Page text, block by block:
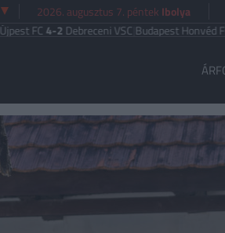
2026. augusztus 7. péntek Ibolya
4-2Debreceni VSC|Budapest Honvéd FC3-3